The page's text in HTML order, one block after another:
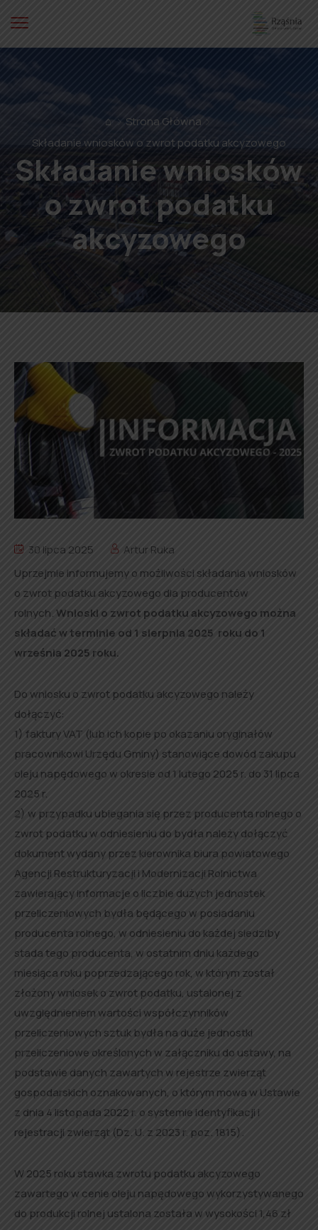
⌂
Strona Główna
Składanie wniosków o zwrot podatku akcyzowego
Składanie wniosków
o zwrot podatku
akcyzowego
30 lipca 2025
Artur Ruka
Uprzejmie informujemy o możliwości składania wniosków
o zwrot podatku akcyzowego dla producentów
rolnych.Wnioski o zwrot podatku akcyzowego można
składać w terminie od 1 sierpnia 2025 roku do 1
września 2025 roku.
Do wniosku o zwrot podatku akcyzowego należy
dołączyć:
1) faktury VAT (lub ich kopie po okazaniu oryginałów
pracownikowi Urzędu Gminy) stanowiące dowód zakupu
oleju napędowego w okresie od 1 lutego 2025 r. do 31 lipca
2025 r.
2) w przypadku ubiegania się przez producenta rolnego o
zwrot podatku w odniesieniu do bydła należy dołączyć
dokument wydany przez kierownika biura powiatowego
Agencji Restrukturyzacji i Modernizacji Rolnictwa
zawierający informacje o liczbie dużych jednostek
przeliczeniowych bydła będącego w posiadaniu
producenta rolnego, w odniesieniu do każdej siedziby
stada tego producenta, w ostatnim dniu każdego
miesiąca roku poprzedzającego rok, w którym został
złożony wniosek o zwrot podatku, ustalonej z
uwzględnieniem wartości współczynników
przeliczeniowych sztuk bydła na duże jednostki
przeliczeniowe określonych w załączniku do ustawy, na
podstawie danych zawartych w rejestrze zwierząt
gospodarskich oznakowanych, o którym mowa w Ustawie
z dnia 4 listopada 2022 r. o systemie identyfikacji i
rejestracji zwierząt (Dz. U. z 2023 r. poz. 1815).
W 2025 roku stawka zwrotu podatku akcyzowego
zawartego w cenie oleju napędowego wykorzystywanego
do produkcji rolnej ustalona została w wysokości 1,46 zł